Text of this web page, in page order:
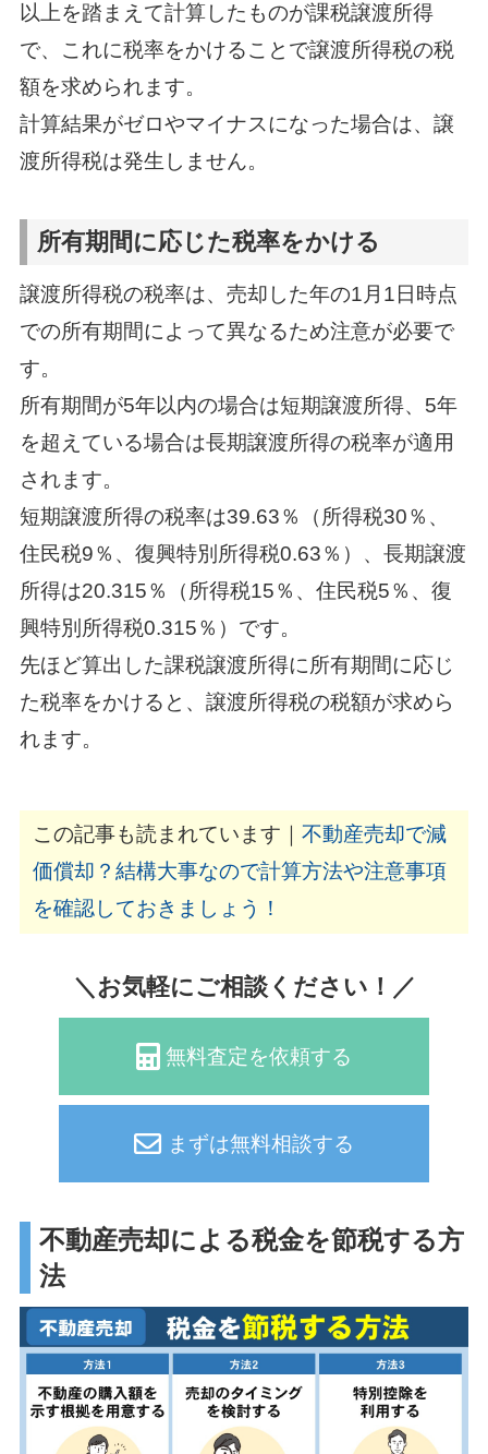
以上を踏まえて計算したものが課税譲渡所得
で、これに税率をかけることで譲渡所得税の税
額を求められます。
計算結果がゼロやマイナスになった場合は、譲
渡所得税は発生しません。
所有期間に応じた税率をかける
譲渡所得税の税率は、売却した年の1月1日時点
での所有期間によって異なるため注意が必要で
す。
所有期間が5年以内の場合は短期譲渡所得、5年
を超えている場合は長期譲渡所得の税率が適用
されます。
短期譲渡所得の税率は39.63％（所得税30％、
住民税9％、復興特別所得税0.63％）、長期譲渡
所得は20.315％（所得税15％、住民税5％、復
興特別所得税0.315％）です。
先ほど算出した課税譲渡所得に所有期間に応じ
た税率をかけると、譲渡所得税の税額が求めら
れます。
この記事も読まれています｜ 不動産売却で減
価償却？結構大事なので計算方法や注意事項
を確認しておきましょう！
＼お気軽にご相談ください！／
無料査定を依頼する
まずは無料相談する
不動産売却による税金を節税する方
法